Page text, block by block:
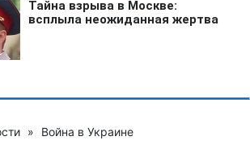
» Война в Украине